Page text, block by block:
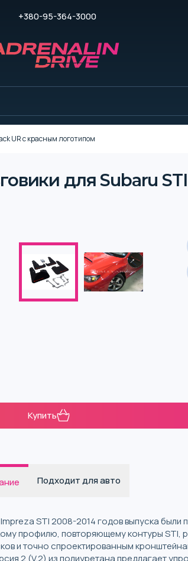
+380-95-364-3000
UR с красным логотипом
для Subaru
Купить
Подходит для авто
STI 2008-2014 годов выпуска
профилю, повторяющему контуры STI,
и точно спроектированным
2 (V.2) из ​​полиуретана предлагает